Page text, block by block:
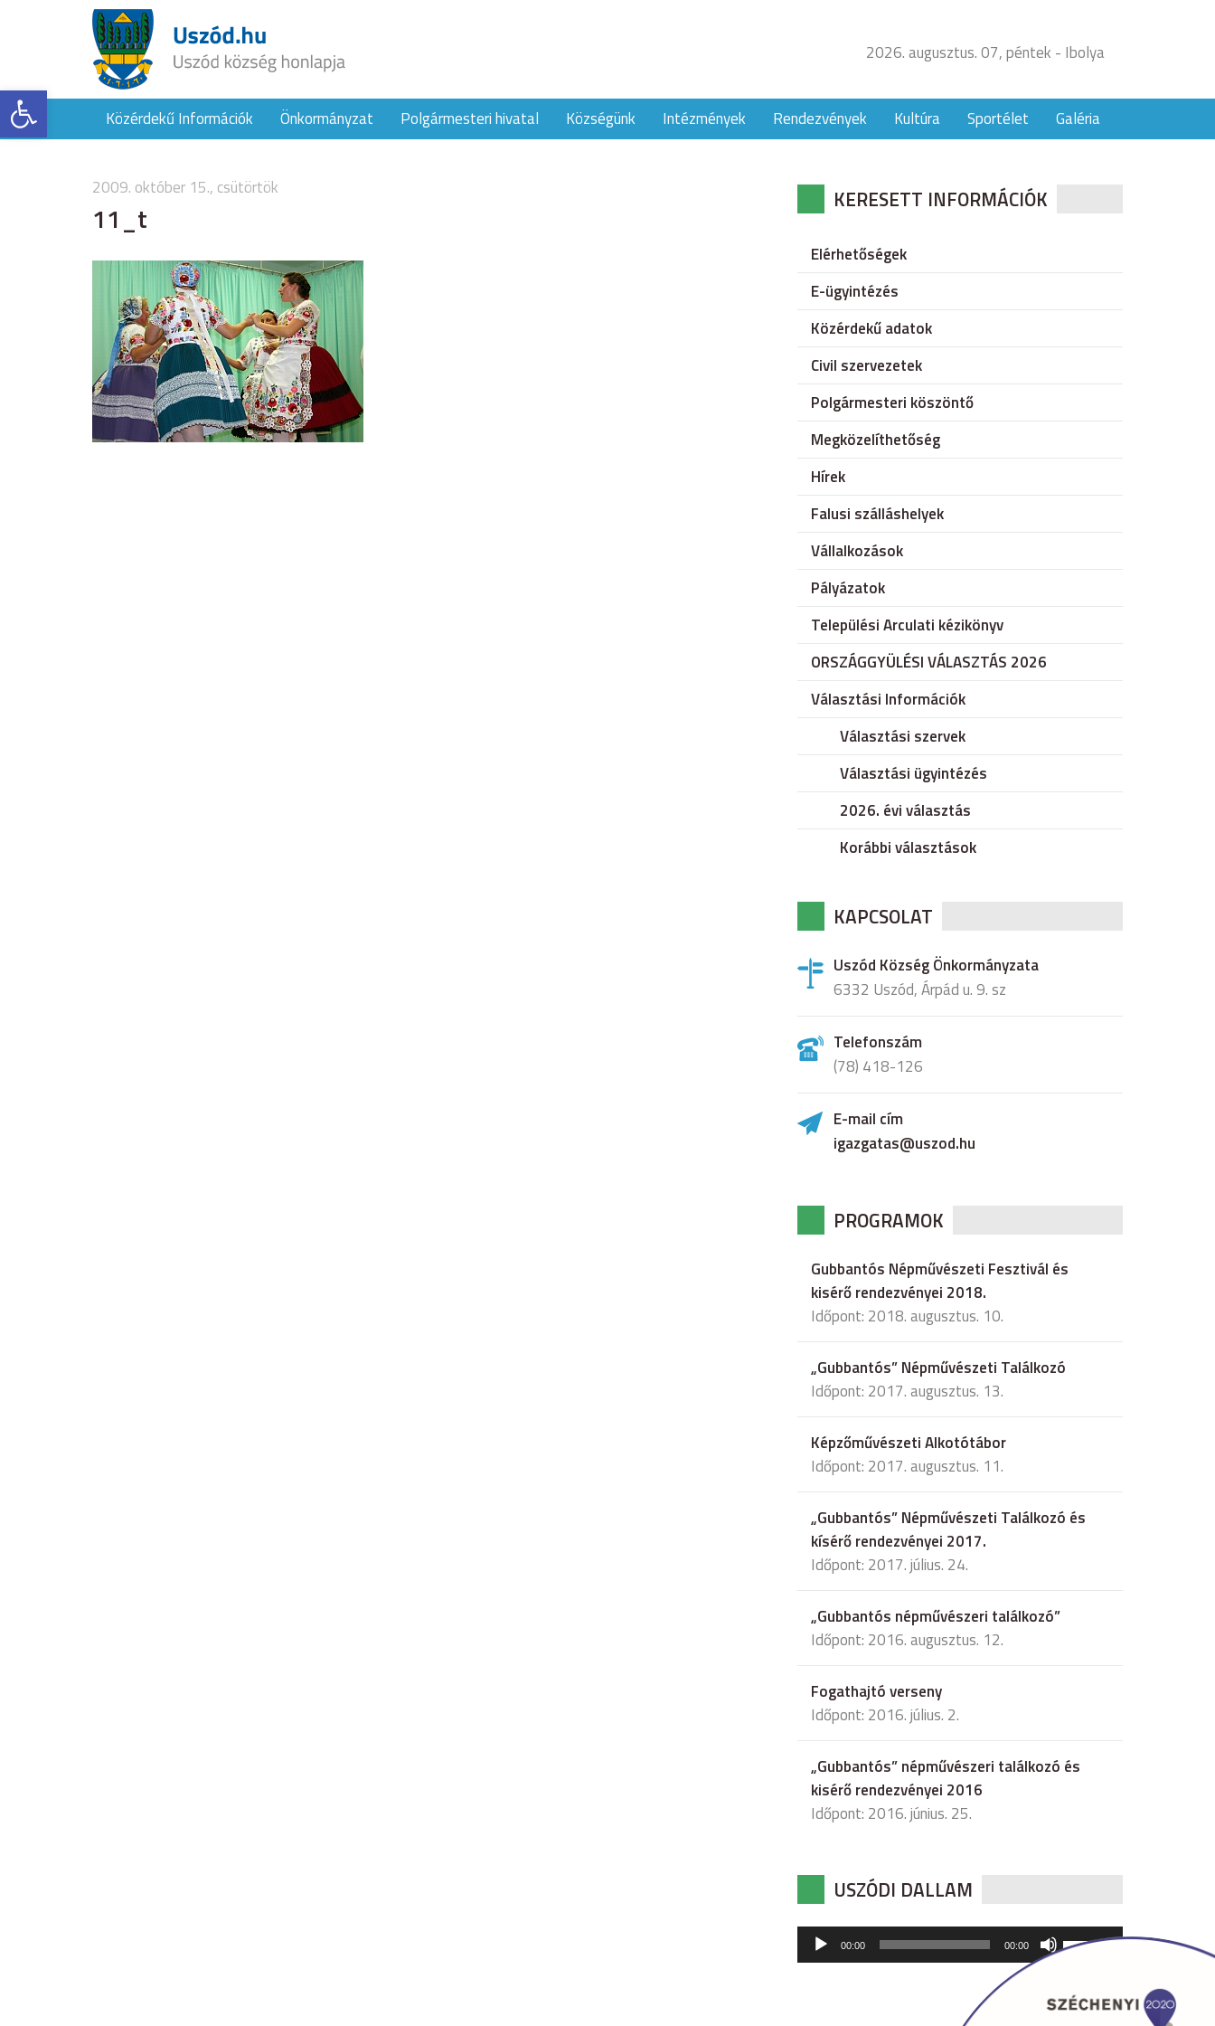
Eszköztár megnyitása
2026. augusztus. 07, péntek - Ibolya
Közérdekű Információk Önkormányzat Polgármesteri hivatal Községünk Intézmények Rendezvények Kultúra Sportélet Galéria
2009. október 15., csütörtök
11_t KERESETT INFORMÁCIÓK
Elérhetőségek
E-ügyintézés
Közérdekű adatok
Civil szervezetek
Polgármesteri köszöntő
Megközelíthetőség
Hírek
Falusi szálláshelyek
Vállalkozások
Pályázatok
Települési Arculati kézikönyv
ORSZÁGGYÜLÉSI VÁLASZTÁS 2026
Választási Információk
Választási szervek
Választási ügyintézés
2026. évi választás
Korábbi választások
KAPCSOLAT
Uszód Község Önkormányzata
6332 Uszód, Árpád u. 9. sz
Telefonszám
(78) 418-126
E-mail cím
igazgatas@uszod.hu
PROGRAMOK
Gubbantós Népművészeti Fesztivál és
kisérő rendezvényei 2018.
Időpont: 2018. augusztus. 10.
„Gubbantós” Népművészeti Találkozó
Időpont: 2017. augusztus. 13.
Képzőművészeti Alkotótábor
Időpont: 2017. augusztus. 11.
„Gubbantós” Népművészeti Találkozó és
kísérő rendezvényei 2017.
Időpont: 2017. július. 24.
„Gubbantós népművészeri találkozó”
Időpont: 2016. augusztus. 12.
Fogathajtó verseny
Időpont: 2016. július. 2.
„Gubbantós” népművészeri találkozó és
kisérő rendezvényei 2016
Időpont: 2016. június. 25.
USZÓDI DALLAM
Audió
lejátszó
00:00 00:00
hangerő
csökkentéséhez